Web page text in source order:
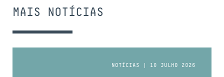
MAIS NOTÍCIAS
NOTÍCIAS | 10 JULHO 2026